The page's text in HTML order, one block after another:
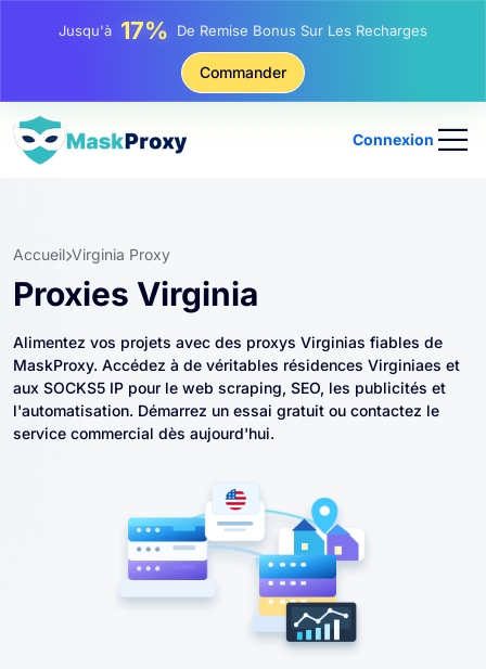
Jusqu'à25%Remise Sur Les Achats Statiques IP
Remise Sur Les Achats Tournants IP
Commander
Connexion
Accueil Virginia Proxy
Proxies Virginia
Alimentez vos projets avec des proxys Virginias fiables de
MaskProxy. Accédez à de véritables résidences Virginiaes et
aux SOCKS5 IP pour le web scraping, SEO, les publicités et
l'automatisation. Démarrez un essai gratuit ou contactez le
service commercial dès aujourd'hui.